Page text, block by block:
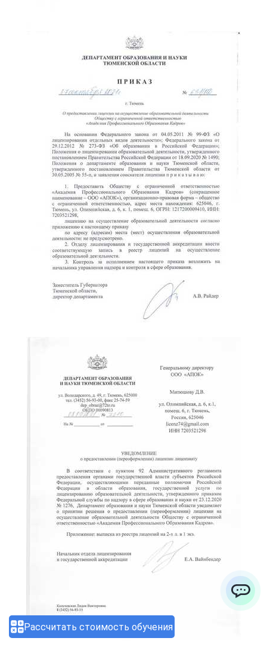
Рассчитать стоимость обучения
online
Мессенджеры
Свяжитесь с нами через любой удобный мессенджер!
Telegram WhatsApp
Vkontakte EMail
Max